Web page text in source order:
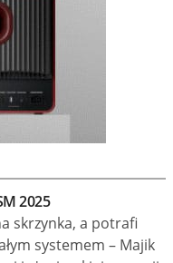
2025
skrzynka, a potrafi
systemem – Majik